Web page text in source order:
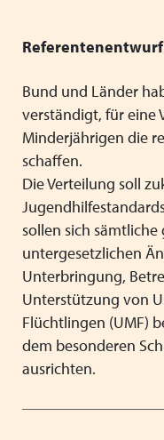
Grundsätze der
Präsidium und
Satzung
Links
VPK-Zeitschrift
VPK-
Fachbeiträge
VPK-Podcast
Finden Sie
Plätze für
den VPK-
www.vpk-
Bund und Länder
verständigt, für eine
Minderjährigen die
schaffen.
Die Verteilung soll
sollen sich
untergesetzlichen
Unterbringung,
Unterstützung von
Flüchtlingen (UMF)
dem besonderen
ausrichten.